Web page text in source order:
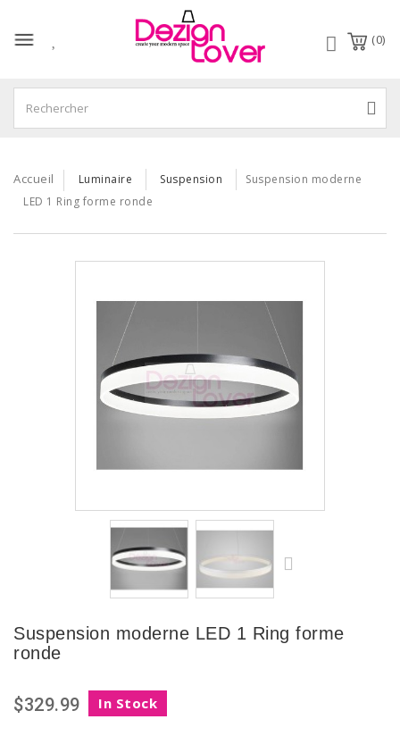
(0)
Accueil Luminaire Suspension
Suspension moderne
LED 1 Ring forme ronde
Suspension moderne LED 1 Ring forme
ronde
$329.99 In Stock